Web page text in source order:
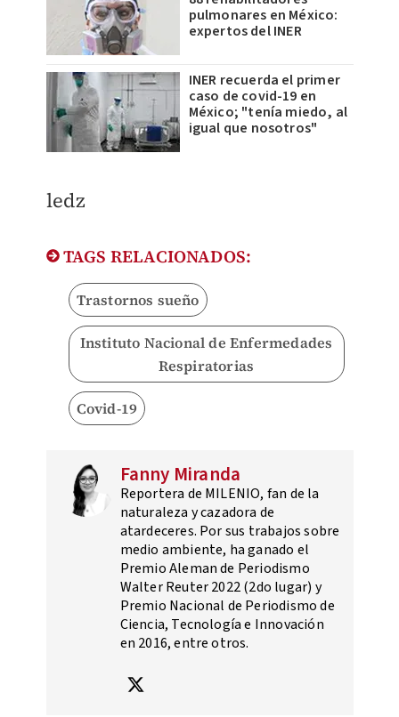
pulmonares en México:
expertos del INER
INER recuerda el primer
caso de covid-19 en
México; "tenía miedo, al
igual que nosotros"
ledz
TAGS RELACIONADOS:
Trastornos sueño
Instituto Nacional de Enfermedades
Respiratorias
Covid-19
Fanny Miranda
Reportera de MILENIO, fan de la
naturaleza y cazadora de
atardeceres. Por sus trabajos sobre
medio ambiente, ha ganado el
Premio Aleman de Periodismo
Walter Reuter 2022 (2do lugar) y
Premio Nacional de Periodismo de
Ciencia, Tecnología e Innovación
en 2016, entre otros.